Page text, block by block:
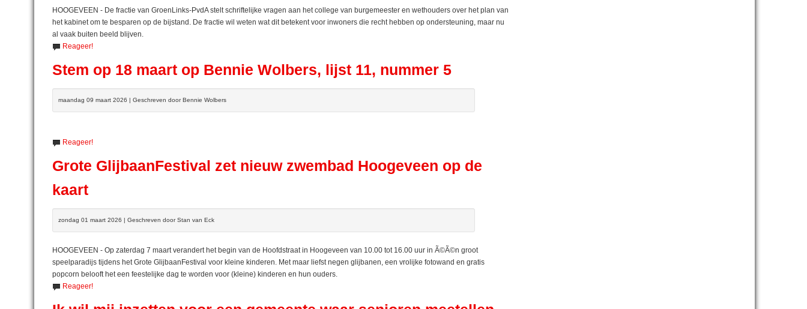
HOOGEVEEN - De fractie van GroenLinks-PvdA stelt schriftelijke vragen aan het college van burgemeester en wethouders over het plan van
het kabinet om te besparen op de bijstand. De fractie wil weten wat dit betekent voor inwoners die recht hebben op ondersteuning, maar nu
al vaak buiten beeld blijven.
Reageer!
Stem op 18 maart op Bennie Wolbers, lijst 11, nummer 5
maandag 09 maart 2026 | Geschreven door Bennie Wolbers
Reageer!
Grote GlijbaanFestival zet nieuw zwembad Hoogeveen op de
kaart
zondag 01 maart 2026 | Geschreven door Stan van Eck
HOOGEVEEN - Op zaterdag 7 maart verandert het begin van de Hoofdstraat in Hoogeveen van 10.00 tot 16.00 uur in Ã©Ã©n groot
speelparadijs tijdens het Grote GlijbaanFestival voor kleine kinderen. Met maar liefst negen glijbanen, een vrolijke fotowand en gratis
popcorn belooft het een feestelijke dag te worden voor (kleine) kinderen en hun ouders.
Reageer!